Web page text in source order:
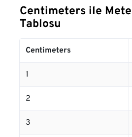
Centimeters ile
Tablosu
Centimeters
1
2
3